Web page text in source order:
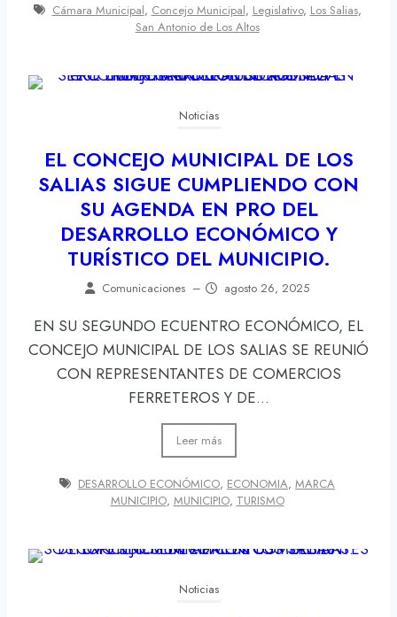
Cámara Municipal, Concejo Municipal, Legislativo, Los Salias,
San Antonio de Los Altos
Noticias
EL CONCEJO MUNICIPAL DE LOS
SALIAS SIGUE CUMPLIENDO CON
SU AGENDA EN PRO DEL
DESARROLLO ECONÓMICO Y
TURÍSTICO DEL MUNICIPIO.
Comunicaciones – agosto 26, 2025
EN SU SEGUNDO ECUENTRO ECONÓMICO, EL
CONCEJO MUNICIPAL DE LOS SALIAS SE REUNIÓ
CON REPRESENTANTES DE COMERCIOS
FERRETEROS Y DE...
Leer más
DESARROLLO ECONÓMICO, ECONOMIA, MARCA
MUNICIPIO, MUNICIPIO, TURISMO
Noticias